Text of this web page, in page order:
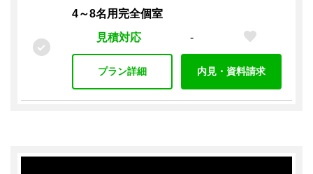
4～8名用完全個室
見積対応
-
プラン詳細 内見・資料請求